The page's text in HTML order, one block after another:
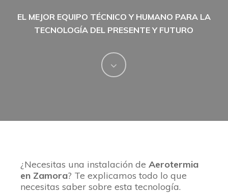
EL MEJOR EQUIPO TÉCNICO Y HUMANO PARA LA
TECNOLOGÍA DEL PRESENTE Y FUTURO
Navigate
section
¿Necesitas una instalación deAerotermia
en Zamora? Te explicamos todo lo que
necesitas saber sobre esta tecnología.